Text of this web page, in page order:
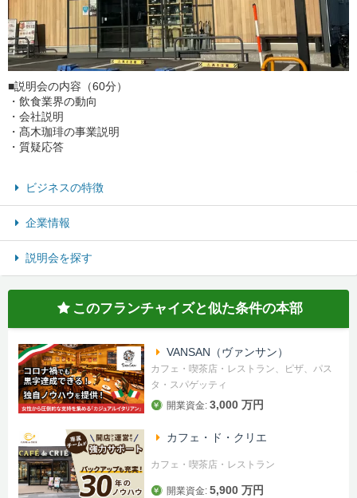
■説明会の内容（60分）
・飲食業界の動向
・会社説明
・髙木珈琲の事業説明
・質疑応答
ビジネスの特徴
企業情報
説明会を探す
このフランチャイズと似た条件の本部
VANSAN（ヴァンサン）
カフェ・喫茶店・レストラン、ピザ、パス
タ・スパゲッティ
開業資金: 3,000 万円
カフェ・ド・クリエ
カフェ・喫茶店・レストラン
開業資金: 5,900 万円